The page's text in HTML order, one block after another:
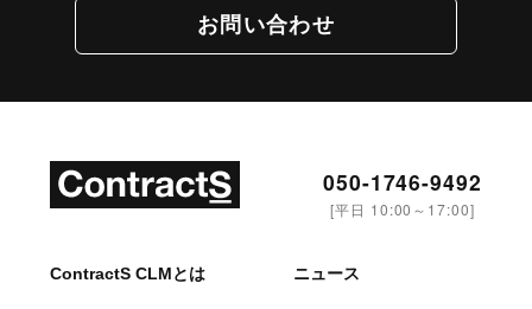
お問い合わせ
050-1746-9492
[平日 10:00～17:00]
ContractS CLMとは ニュース